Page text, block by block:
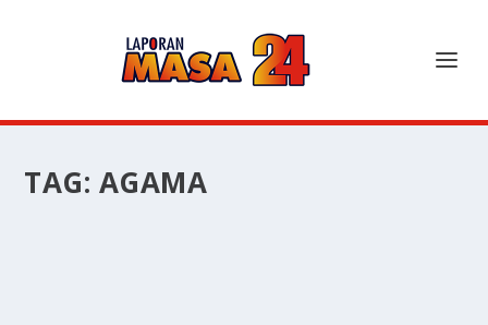
TAG: AGAMA